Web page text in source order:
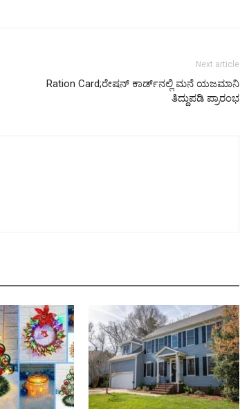
Next article
Ration Card;ರೇಷನ್‌ ಕಾರ್ಡ್‌ನಲ್ಲಿ ಮನೆ ಯಜಮಾನಿ
ತಿದ್ದುಪಡಿ ಪ್ರಾರಂಭ